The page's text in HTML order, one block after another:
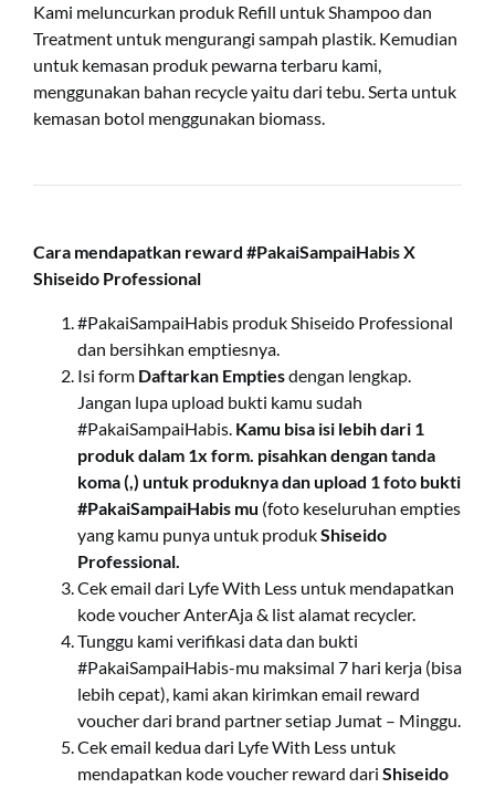
Kami meluncurkan produk Refill untuk Shampoo dan
Treatment untuk mengurangi sampah plastik. Kemudian
untuk kemasan produk pewarna terbaru kami,
menggunakan bahan recycle yaitu dari tebu. Serta untuk
kemasan botol menggunakan biomass.
Cara mendapatkan reward #PakaiSampaiHabis X
Shiseido Professional
#PakaiSampaiHabis produk Shiseido Professional
dan bersihkan emptiesnya.
Isi form Daftarkan Emptiesdengan lengkap.
Jangan lupa upload bukti kamu sudah
#PakaiSampaiHabis. Kamu bisa isi lebih dari 1
produk dalam 1x form. pisahkan dengan tanda
koma (,) untuk produknya dan upload 1 foto bukti
#PakaiSampaiHabis mu (foto keseluruhan empties
yang kamu punya untuk produkShiseido
Professional.
Cek email dari Lyfe With Less untuk mendapatkan
kode voucher AnterAja & list alamat recycler.
Tunggu kami verifikasi data dan bukti
#PakaiSampaiHabis-mu maksimal 7 hari kerja (bisa
lebih cepat), kami akan kirimkan email reward
voucher dari brand partner setiap Jumat – Minggu.
Cek email kedua dari Lyfe With Less untuk
mendapatkan kode voucher reward dari Shiseido